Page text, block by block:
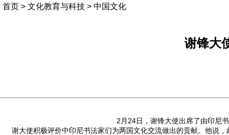
首页 > 文化教育与科技 > 中国文化
谢锋大
2月24日，谢锋大使出席了由印尼
谢大使积极评价中印尼书法家们为两国文化交流做出的贡献。他说